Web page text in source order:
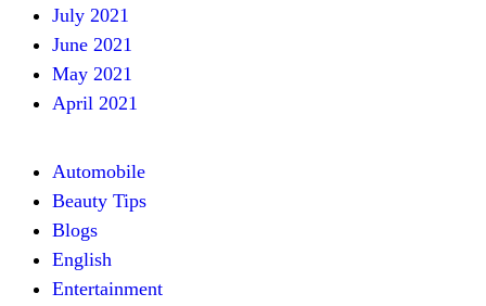
July 2021
June 2021
May 2021
April 2021
Automobile
Beauty Tips
Blogs
English
Entertainment